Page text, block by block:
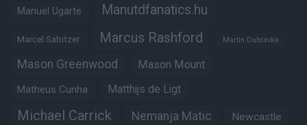
Manuel Ugarte Manutdfanatics.hu
Marcel Sabitzer Marcus Rashford Martin Dubravka
Mason Greenwood Mason Mount
Matheus Cunha Matthijs de Ligt
Michael Carrick Nemanja Matic Newcastle